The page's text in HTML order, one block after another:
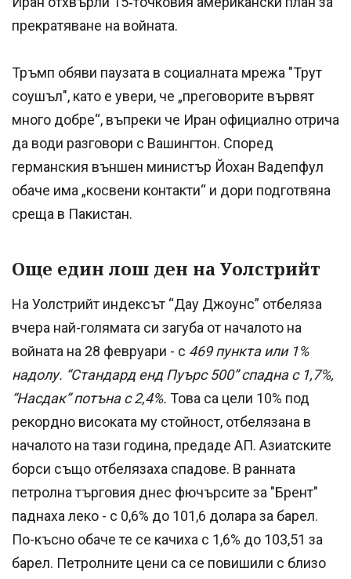
прекратяване на войната.
Тръмп обяви паузата в социалната мрежа "Трут
соушъл", като е увери, че „преговорите вървят
много добре“, въпреки че Иран официално отрича
да води разговори с Вашингтон. Според
германския външен министър Йохан Вадепфул
обаче има „косвени контакти“ и дори подготвяна
среща в Пакистан.
Още един лош ден на Уолстрийт
На Уолстрийт индексът “Дау Джоунс” отбеляза
вчера най-голямата си загуба от началото на
войната на 28 февруари - с 469 пункта или 1%
надолу. “Стандард енд Пуърс 500” спадна с 1,7%,
“Насдак” потъна с 2,4%. Това са цели 10% под
рекордно високата му стойност, отбелязана в
началото на тази година, предаде АП. Азиатските
борси също отбелязаха спадове. В ранната
петролна търговия днес фючърсите за "Брент"
паднаха леко - с 0,6% до 101,6 долара за барел.
По-късно обаче те се качиха с 1,6% до 103,51 за
барел. Петролните цени са се повишили с близо